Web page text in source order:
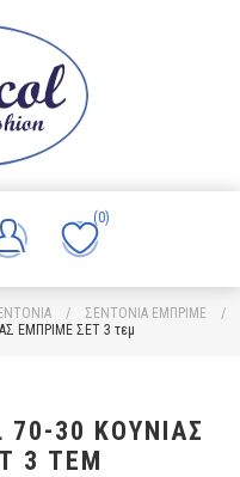
(0)
/ ΣΕΝΤΟΝΙΑ ΕΜΠΡΙΜΕ
/
ΕΜΠΡΙΜΕ ΣΕΤ 3 τεμ
70-30 ΚΟΥΝΙΑΣ
3 ΤΕΜ